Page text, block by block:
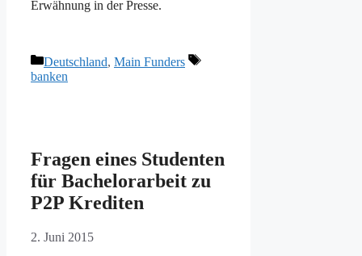
Erwähnung in der Presse.
Kategorien
Deutschland, Main Funders
Schlagwörter
banken
Fragen eines Studenten
für Bachelorarbeit zu
P2P Krediten
2. Juni 2015